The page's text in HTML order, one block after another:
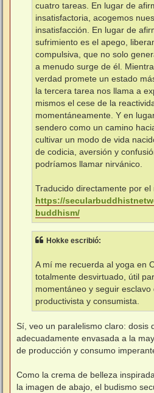
cuatro tareas. En lugar de
insatisfactoria, acogemos
insatisfacción. En lugar de
sufrimiento es el apego,
compulsiva, que no solo
a menudo surge de él.
verdad promete un estado
la tercera tarea nos llama a
mismos el cese de la
momentáneamente. Y en
sendero como un camino
cultivar un modo de vida
de codicia, aversión y
podríamos llamar nirvánico.
Traducido directamente por
https://
buddhism/
Hokke escribió:
A mí me recuerda al yoga en
totalmente desvirtuado, útil
momentáneo y seguir esclavo
productivista y consumista.
Sí, veo un paralelismo claro: dosis
adecuadamente envasada a la
de producción y consumo
Como la crema de belleza
la imagen de abajo, el budismo